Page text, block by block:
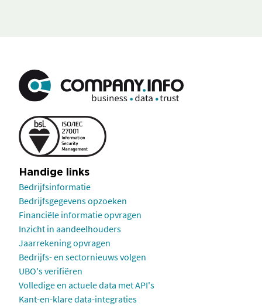
Handige links
Bedrijfsinformatie
Bedrijfsgegevens opzoeken
Financiële informatie opvragen
Inzicht in aandeelhouders
Jaarrekening opvragen
Bedrijfs- en sectornieuws volgen
UBO's verifiëren
Volledige en actuele data met API's
Kant-en-klare data-integraties